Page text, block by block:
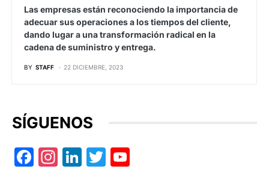
Las empresas están reconociendo la importancia de
adecuar sus operaciones a los tiempos del cliente,
dando lugar a una transformación radical en la
cadena de suministro y entrega.
BY STAFF 22 DICIEMBRE, 2023
SÍGUENOS
Facebook
Instagram
LinkedIn
Twitter